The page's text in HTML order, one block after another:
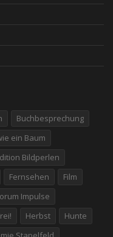
Buchbesprechung
ein Baum
Bildperlen
Fernsehen
Film
Impulse
Herbst
Hunte